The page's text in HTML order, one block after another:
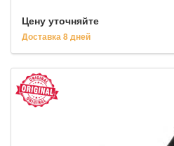
Цену уточняйте
Доставка 8 дней